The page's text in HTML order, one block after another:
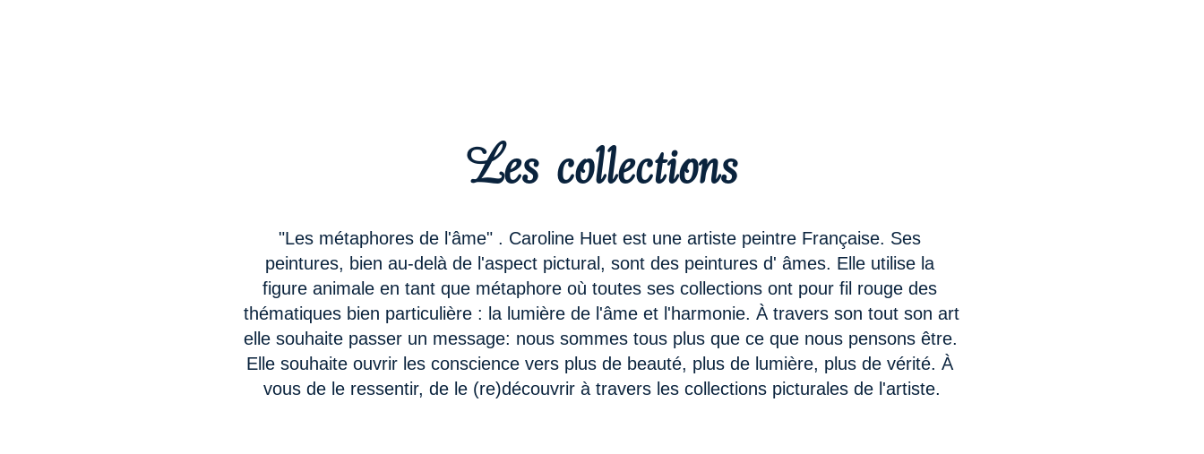
Les collections
"Les métaphores de l'âme" . Caroline Huet est une artiste peintre Française. Ses
peintures, bien au-delà de l'aspect pictural, sont des peintures d' âmes. Elle utilise la
figure animale en tant que métaphore où toutes ses collections ont pour fil rouge des
thématiques bien particulière : la lumière de l'âme et l'harmonie. À travers son tout son art
elle souhaite passer un message: nous sommes tous plus que ce que nous pensons être.
Elle souhaite ouvrir les conscience vers plus de beauté, plus de lumière, plus de vérité. À
vous de le ressentir, de le (re)découvrir à travers les collections picturales de l'artiste.